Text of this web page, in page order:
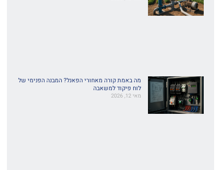
מה באמת קורה מאחורי הפאנל? המבנה הפנימי של
לוח פיקוד למשאבה
מאי 12, 2026